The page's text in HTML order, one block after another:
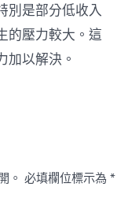
別是部分低收入
的壓力較大。這
加以解決。
。 必填欄位標示為*